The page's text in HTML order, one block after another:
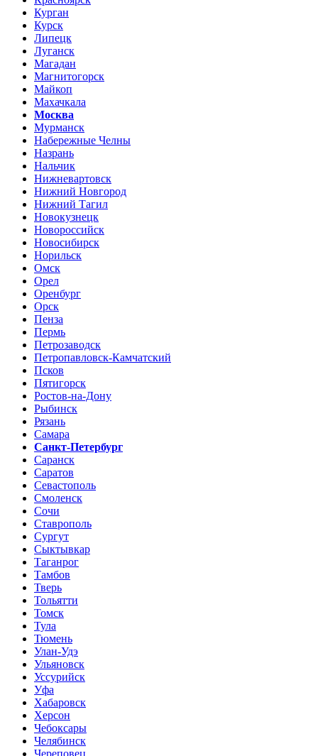
Курган
Курск
Липецк
Луганск
Магадан
Магнитогорск
Майкоп
Махачкала
Москва
Мурманск
Набережные Челны
Назрань
Нальчик
Нижневартовск
Нижний Новгород
Нижний Тагил
Новокузнецк
Новороссийск
Новосибирск
Норильск
Омск
Орел
Оренбург
Орск
Пенза
Пермь
Петрозаводск
Петропавловск-Камчатский
Псков
Пятигорск
Ростов-на-Дону
Рыбинск
Рязань
Самара
Санкт-Петербург
Саранск
Саратов
Севастополь
Смоленск
Сочи
Ставрополь
Сургут
Сыктывкар
Таганрог
Тамбов
Тверь
Тольятти
Томск
Тула
Тюмень
Улан-Удэ
Ульяновск
Уссурийск
Уфа
Хабаровск
Херсон
Чебоксары
Челябинск